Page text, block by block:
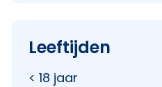
Leeftijden
< 18 jaar